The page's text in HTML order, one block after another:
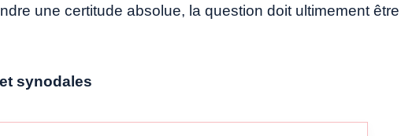
une certitude absolue, la question doit ultimement être
synodales